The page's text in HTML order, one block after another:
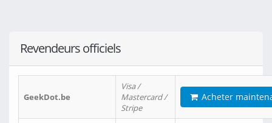
Revendeurs officiels
GeekDot.be
Visa /
Mastercard /
Stripe
Acheter